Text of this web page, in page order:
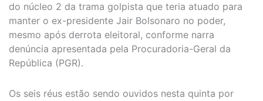
do núcleo 2 da trama golpista que teria atuado para
manter o ex-presidente Jair Bolsonaro no poder,
mesmo após derrota eleitoral, conforme narra
denúncia apresentada pela Procuradoria-Geral da
República (PGR).
Os seis réus estão sendo ouvidos nesta quinta por